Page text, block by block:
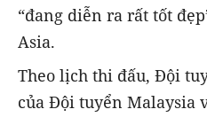
“đang diễn ra rất tốt
Asia.
Theo lịch thi đấu, Đội
của Đội tuyển Malaysia